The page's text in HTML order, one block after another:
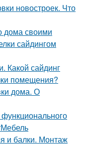
новостроек. Что
дома своими
сайдингом
Какой сайдинг
помещения?
дома. О
и балки. Монтаж